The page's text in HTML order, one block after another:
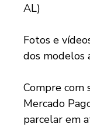
AL)
Fotos e
dos modelos
Compre com
Mercado
parcelar em